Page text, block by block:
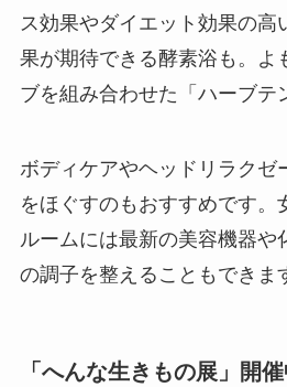
ス効果やダイエット効果の高
果が期待できる酵素浴も。よ
ブを組み合わせた「ハーブテ
ボディケアやヘッドリラクゼ
をほぐすのもおすすめです。
ルームには最新の美容機器や
の調子を整えることもできま
「へんな生きもの展」開催